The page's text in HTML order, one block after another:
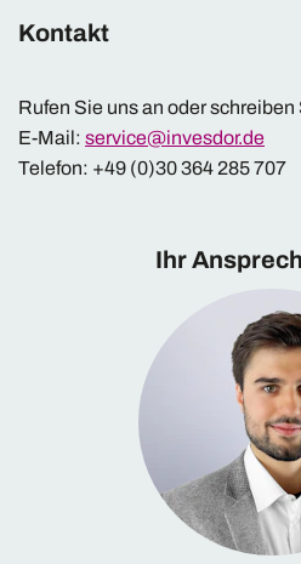
Kontakt
Rufen Sie uns an oder schreiben
E-Mail: service@invesdor.de
Telefon: +49 (0)30 364 285 707
Ihr